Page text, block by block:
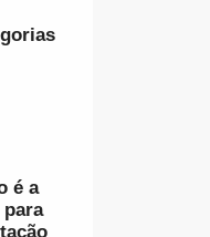
é a
para